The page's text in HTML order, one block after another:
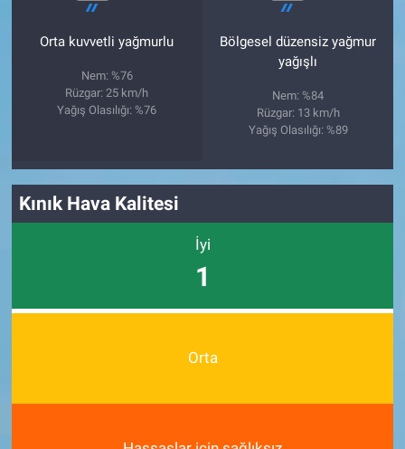
Orta kuvvetli yağmurlu
Nem: %76
Rüzgar: 25 km/h
Yağış Olasılığı: %76
Bölgesel düzensiz yağmur
yağışlı
Nem: %84
Rüzgar: 13 km/h
Yağış Olasılığı: %89
Kınık Hava Kalitesi
İyi
1
Orta